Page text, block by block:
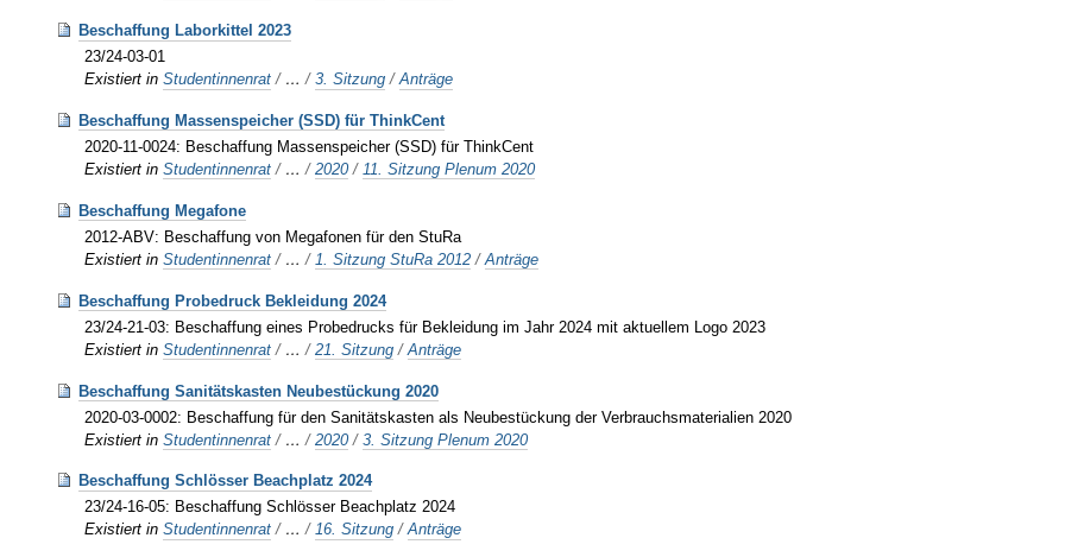
Beschaffung Laborkittel 2023
23/24-03-01
Existiert in Studentinnenrat / …/3. Sitzung /Anträge
Beschaffung Massenspeicher (SSD) für ThinkCent
2020-11-0024: Beschaffung Massenspeicher (SSD) für ThinkCent
Existiert in Studentinnenrat / …/2020 /11. Sitzung Plenum 2020
Beschaffung Megafone
2012-ABV: Beschaffung von Megafonen für den StuRa
Existiert in Studentinnenrat / …/ 1. Sitzung StuRa 2012 /Anträge
Beschaffung Probedruck Bekleidung 2024
23/24-21-03: Beschaffung eines Probedrucks für Bekleidung im Jahr 2024 mit aktuellem Logo 2023
Existiert in Studentinnenrat / …/21. Sitzung /Anträge
Beschaffung Sanitätskasten Neubestückung 2020
2020-03-0002: Beschaffung für den Sanitätskasten als Neubestückung der Verbrauchsmaterialien 2020
Existiert in Studentinnenrat / …/2020 /3. Sitzung Plenum 2020
Beschaffung Schlösser Beachplatz 2024
23/24-16-05: Beschaffung Schlösser Beachplatz 2024
Existiert in Studentinnenrat / …/16. Sitzung /Anträge